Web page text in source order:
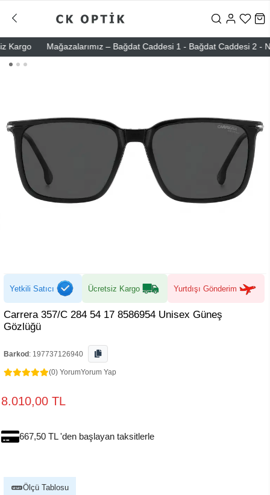
Mağazalarımız – Bağdat Caddesi 1 - Bağdat Caddesi 2 -
Yetkili Satıcı Ücretsiz Kargo Yurtdışı Gönderim
Carrera 357/C 284 54 17 8586954 Unisex Güneş
Gözlüğü
Barkod : 197737126940
(0) YorumYorum Yap
8.010,00 TL
667,50 TL 'den başlayan taksitlerle
Ölçü Tablosu